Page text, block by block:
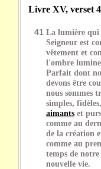
Livre XV, verset
41 La lumière qui
Seigneur est
vêtement et
l'ombre
Parfait dont
devons être
nous sommes
simples, fidèles,
aimantset
comme au
de la création
comme au
temps de notre
nouvelle vie.